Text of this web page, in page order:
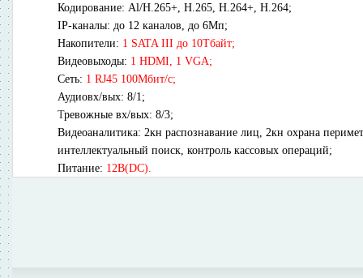
Кодирование: Al/H.265+, H.265, H.264+, H.264;
IP-каналы: до 12 каналов, до 6Мп;
Накопители: 1 SATA III до 10Тбайт;
Видеовыходы: 1 HDMI, 1 VGA;
Сеть: 1 RJ45 100Мбит/с;
Аудиовх/вых: 8/1;
Тревожные вх/вых: 8/3;
Видеоаналитика: 2кн распознавание лиц, 2кн охрана
интеллектуальный поиск, контроль кассовых операций;
Питание: 12В(DC).